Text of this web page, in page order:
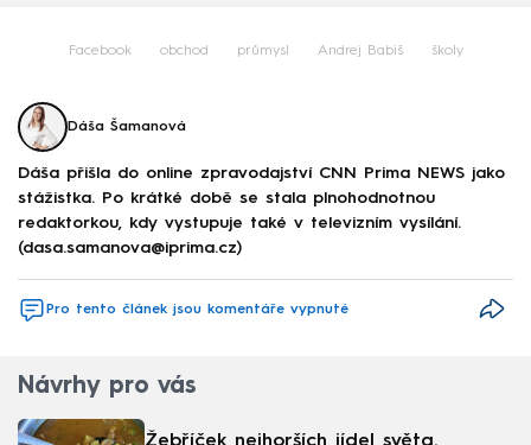
Facebook obchod průmysl Andrej Babiš školy
Dáša Šamanová
Dáša přišla do online zpravodajství CNN Prima NEWS jako
stážistka. Po krátké době se stala plnohodnotnou
redaktorkou, kdy vystupuje také v televizním vysílání.
(dasa.samanova@iprima.cz)
Pro tento článek jsou komentáře vypnuté
Návrhy pro vás
Žebříček nejhorších jídel světa.